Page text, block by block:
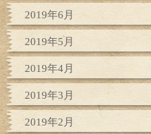
2019年6月
2019年5月
2019年4月
2019年3月
2019年2月